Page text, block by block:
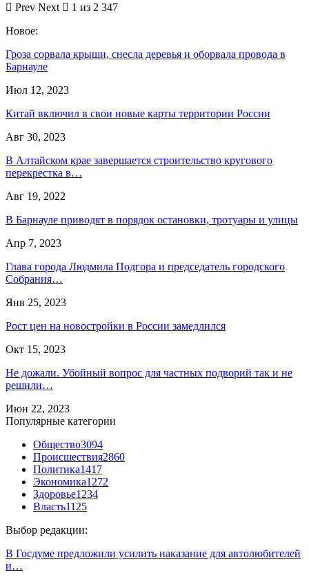
Prev Next
1 из 2 347
Новое:
Гроза сорвала крыши, снесла деревья и оборвала провода в
Барнауле
Июл 12, 2023
Китай включил в свои новые карты территории России
Авг 30, 2023
В Алтайском крае завершается строительство кругового
перекрестка в…
Авг 19, 2022
В Барнауле приводят в порядок остановки, тротуары и улицы
Апр 7, 2023
Глава города Людмила Подгора и председатель городского
Собрания…
Янв 25, 2023
Рост цен на новостройки в России замедлился
Окт 15, 2023
Не дожали. Убойный вопрос для частных подворий так и не
решили…
Июн 22, 2023
Популярные категории
Общество3094
Происшествия2860
Политика1417
Экономика1272
Здоровье1234
Власть1125
Выбор редакции:
В Госдуме предложили усилить наказание для автолюбителей
и…